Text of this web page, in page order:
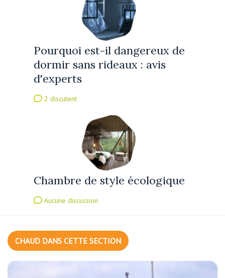
Pourquoi est-il dangereux de
dormir sans rideaux : avis
d'experts
2 discutent
Chambre de style écologique
Aucune discussion
CHAUD DANS CETTE SECTION